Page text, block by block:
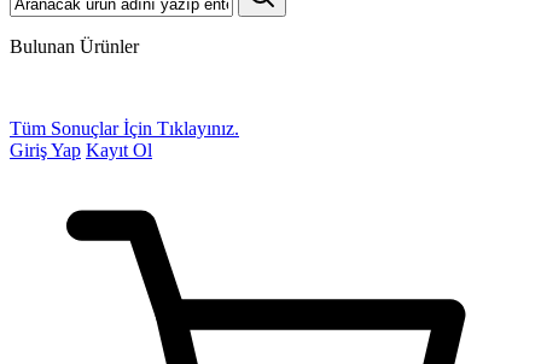
Bulunan Ürünler
Tüm Sonuçlar İçin Tıklayınız.
Giriş Yap Kayıt Ol